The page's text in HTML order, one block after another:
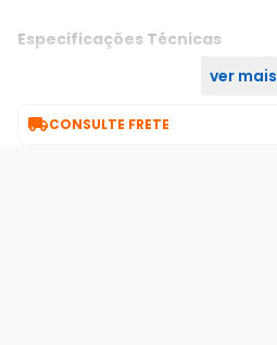
Especificações Técnicas
ver mais
CONSULTE FRETE